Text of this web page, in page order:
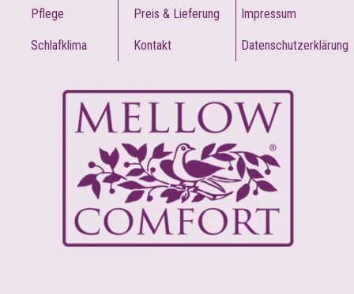
Pflege
Schlafklima
Preis & Lieferung
Kontakt
Impressum
Datenschutzerklärung